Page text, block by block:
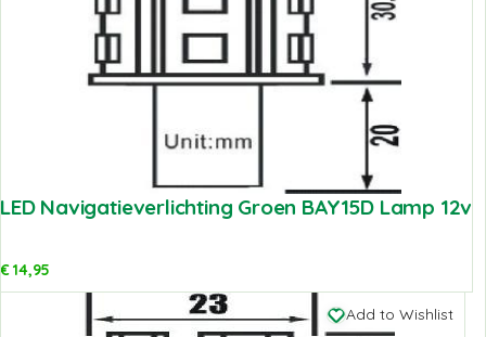
LED Navigatieverlichting Groen BAY15D Lamp 12v
€14,95
Add to Wishlist